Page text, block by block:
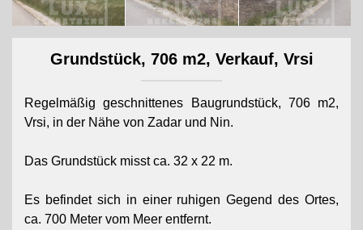
Grundstück, 706 m2, Verkauf, Vrsi
Regelmäßig geschnittenes Baugrundstück, 706 m2,
Vrsi, in der Nähe von Zadar und Nin.
Das Grundstück misst ca. 32 x 22 m.
Es befindet sich in einer ruhigen Gegend des Ortes,
ca. 700 Meter vom Meer entfernt.